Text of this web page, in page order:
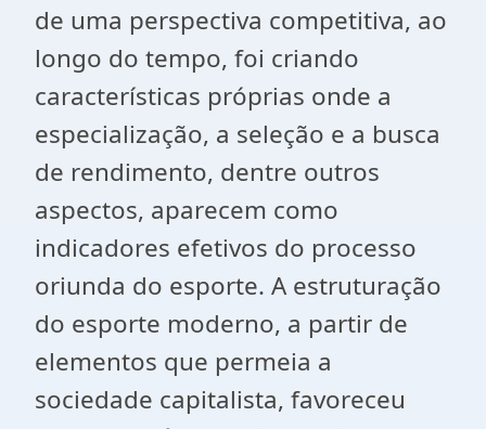
de uma perspectiva competitiva, ao
longo do tempo, foi criando
características próprias onde a
especialização, a seleção e a busca
de rendimento, dentre outros
aspectos, aparecem como
indicadores efetivos do processo
oriunda do esporte. A estruturação
do esporte moderno, a partir de
elementos que permeia a
sociedade capitalista, favoreceu